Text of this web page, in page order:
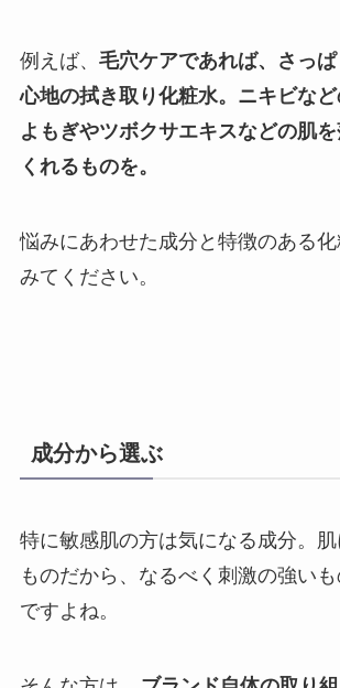
例えば、 毛穴ケアであれば、さっ
心地の拭き取り化粧水。ニキビなど
よもぎやツボクサエキスなどの肌
くれるものを。
悩みにあわせた成分と特徴のある
みてください。
成分から選ぶ
特に敏感肌の方は気になる成分。
ものだから、なるべく刺激の強い
ですよね。